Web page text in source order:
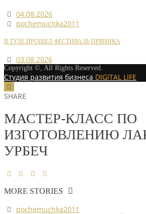
04.08.2026
pochemuchka2011
В ТУЛЕ ПРОШЕЛ ФЕСТИВАЛЬ ПРЯНИКА
03.08.2026
Copyright ©, All Rights Reserved.
Студия развития бизнеса DIGITAL LIFE
SHARE
МАСТЕР-КЛАСС ПО
ИЗГОТОВЛЕНИЮ
УРБЕЧ
MORE STORIES
pochemuchka2011